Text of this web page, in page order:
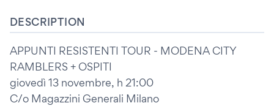
DESCRIPTION
APPUNTI RESISTENTI TOUR - MODENA CITY
RAMBLERS + OSPITI
giovedì 13 novembre, h 21:00
C/o Magazzini Generali Milano